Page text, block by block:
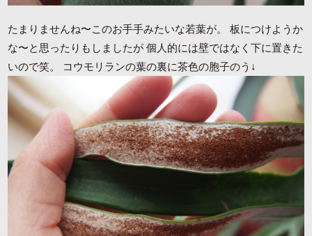
たまりませんね〜このお手手みたいな若葉が。 板につけようか
な〜と思ったりもしましたが 個人的には壁ではなく下に置きた
いので笑。 コウモリランの葉の裏に茶色の胞子のう↓